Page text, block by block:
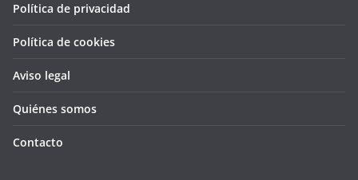
Política de privacidad
Política de cookies
Aviso legal
Quiénes somos
Contacto